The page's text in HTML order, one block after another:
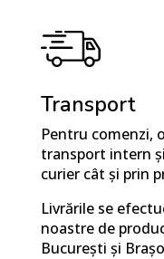
Transport
Pentru comenzi,
transport intern
curier cât și prin
Livrările se
noastre de
București și